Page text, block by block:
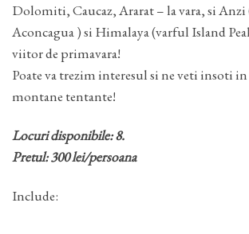
Dolomiti, Caucaz, Ararat – la vara, si
Aconcagua ) si Himalaya (varful Island
viitor de primavara!
Poate va trezim interesul si ne veti insoti
montane tentante!
Locuri disponibile: 8.
Pretul: 300 lei/persoana
Include: